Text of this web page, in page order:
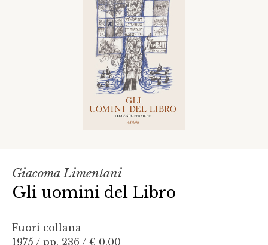
Giacoma Limentani
Gli uomini del Libro
Fuori collana
1975 / pp. 236 / € 0,00